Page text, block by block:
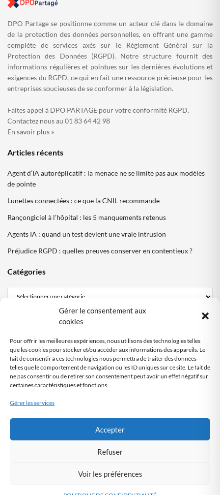
Gérer le consentement aux
cookies
Pour offrir les meilleures expériences, nous utilisons des technologies telles
que les cookies pour stocker et/ou accéder aux informations des appareils. Le
fait de consentir à ces technologies nous permettra de traiter des données
telles que le comportement de navigation ou les ID uniques sur ce site. Le fait de
ne pas consentir ou de retirer son consentement peut avoir un effet négatif sur
certaines caractéristiques et fonctions.
Gérer les services
Accepter
Refuser
Voir les préférences
DPO Partage se positionne comme un acteur clé dans le domaine
de la protection des données personnelles, en offrant une gamme
complète de services axés sur le Règlement Général sur la
Protection des Données (RGPD). Notre structure fournit des
informations régulières et pointues sur les dernières évolutions et
exigences du RGPD, ce qui en fait une ressource précieuse pour les
entreprises soucieuses de se conformer à la législation.
Faites appel à DPO PARTAGE pour votre conformité RGPD.
Contactez nous au 01 83 64 42 98
En savoir plus »
Articles récents
Agent d’IA autoréplicatif : la menace ne se limite pas aux modèles
de pointe
Lunettes connectées : ce que la CNIL recommande
Rançongiciel à l’hôpital : les 5 manquements retenus
Agents IA : quand un test devient une vraie intrusion
Préjudice RGPD : quelles preuves conserver en contentieux ?
Catégories
Mentions Légales
Politique cookies DPO Partagé
Nous contacter
Audit automatisé